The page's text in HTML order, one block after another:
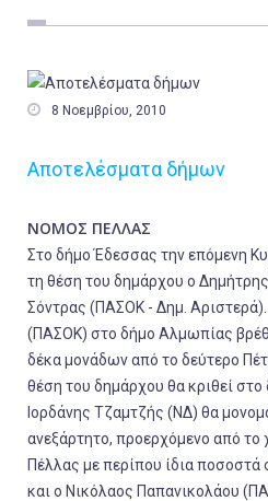
 8 Νοεμβρίου, 2010
Αποτελέσματα δήμων
ΝΟΜΟΣ ΠΕΛΛΑΣ
Στο δήμο Έδεσσας την επόμενη
τη θέση του δημάρχου ο
Σόντρας (ΠΑΣΟΚ - Δημ.
(ΠΑΣΟΚ) στο δήμο Αλμωπίας
δέκα μονάδων από το δεύτερο
θέση του δημάρχου θα κριθεί
Ιορδάνης Τζαμτζής (ΝΔ) θα
ανεξάρτητο, προερχόμενο από
Πέλλας με περίπου ίδια
και ο Νικόλαος Παπανικολάου